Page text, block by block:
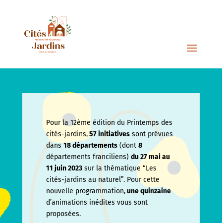
Pour la 12ème édition du Printemps des
cités-jardins,57 initiativessont prévues
dans18 départements(dont 8
départements franciliens) du 27 mai au
11 juin2023sur la thématique “Les
cités-jardins au naturel”. Pour cette
nouvelle programmation,une quinzaine
d’animations inédites vous sont
proposées.